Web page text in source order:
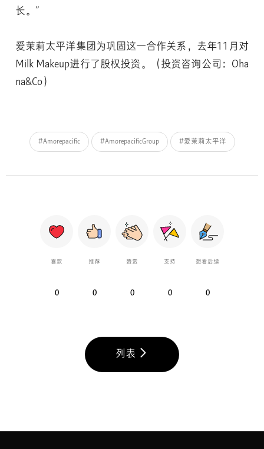
长。”
爱茉莉太平洋集团为巩固这一合作关系，去年11月对
Milk Makeup进行了股权投资。（投资咨询公司：Oha
na&Co）
#Amorepacific #AmorepacificGroup #爱茉莉太平洋
喜欢
0
推荐
0
赞赏
0
支持
0
想看后续
0
列表